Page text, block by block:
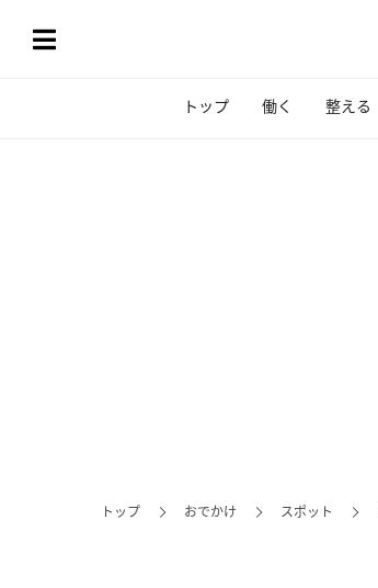
トップ 働く 整える
トップ おでかけ スポット